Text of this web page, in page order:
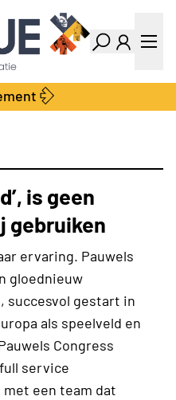
is geen
gebruiken
ervaring. Pauwels
gloednieuw
succesvol gestart in
als speelveld en
Congress
service
een team dat